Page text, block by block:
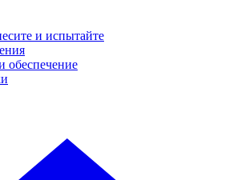
и испытайте
обеспечение